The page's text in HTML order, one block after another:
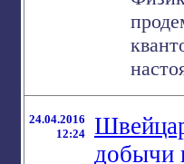
24.04.2016
12:24
добычи